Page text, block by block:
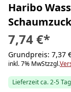
Haribo
7,74 €*
Grundpreis: 7,37
inkl. 7% MwStzzgl.
Lieferzeit ca. 2-5